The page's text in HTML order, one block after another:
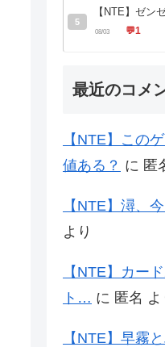
5
【NTE】ゼン
08/03 💬1
最近のコメ
【NTE】この
値ある？ に 匿
【NTE】潯、
より
【NTE】カー
ト… に 匿名 よ
【NTE】早霧